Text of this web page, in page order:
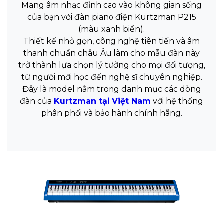
Mang âm nhạc đỉnh cao vào không gian sống
của bạn với đàn piano điện Kurtzman P215
(màu xanh biển).
Thiết kế nhỏ gọn, công nghệ tiên tiến và âm
thanh chuẩn châu Âu làm cho mẫu đàn này
trở thành lựa chọn lý tưởng cho mọi đối tượng,
từ người mới học đến nghệ sĩ chuyên nghiệp.
Đây là model nằm trong danh mục các dòng
đàn của Kurtzman tại Việt Nam với hệ thống
phân phối và bảo hành chính hãng.